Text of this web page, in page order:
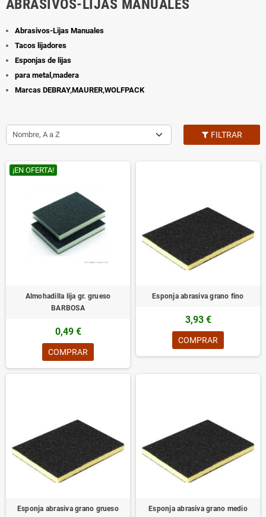
ABRASIVOS-LIJAS MANUALES
Abrasivos-Lijas Manuales
Tacos lijadores
Esponjas de lijas
para metal,madera
Marcas DEBRAY,MAURER,WOLFPACK
Nombre, A a Z FILTRAR
¡EN OFERTA!
Almohadilla lija gr. grueso
BARBOSA
0,49 €
COMPRAR
Esponja abrasiva grano fino
3,93 €
COMPRAR
Esponja abrasiva grano grueso Esponja abrasiva grano medio